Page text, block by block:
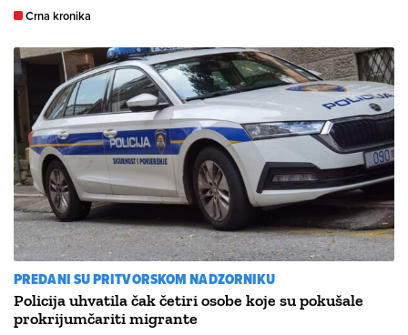
Crna kronika
PREDANI SU PRITVORSKOM NADZORNIKU
Policija uhvatila čak četiri osobe koje su pokušale
prokrijumčariti migrante